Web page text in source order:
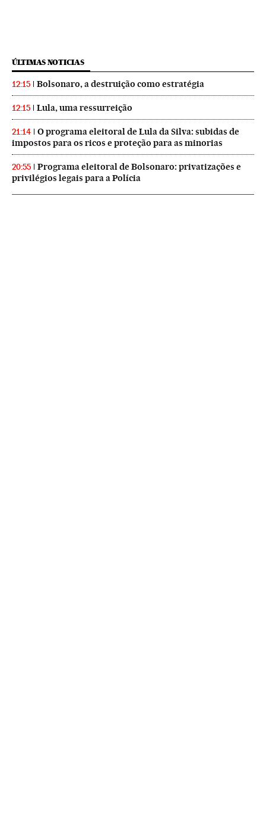
ÚLTIMAS NOTICIAS
12:15 Bolsonaro, a destruição como estratégia
12:15 Lula, uma ressurreição
21:14
O programa eleitoral de Lula da Silva: subidas de
impostos para os ricos e proteção para as minorias
20:55
Programa eleitoral de Bolsonaro: privatizações e
privilégios legais para a Polícia